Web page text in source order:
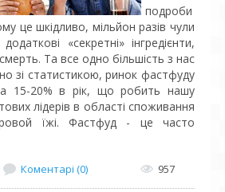
подроби
це шкідливо, мільйон разів чули
«секретні» інгредієнти,
Та все одно більшість з нас
зі статистикою, ринок фастфуду
15-20% в рік, що робить нашу
лідерів в області споживання
їжі. Фастфуд - це часто
957
Коментарі (0)